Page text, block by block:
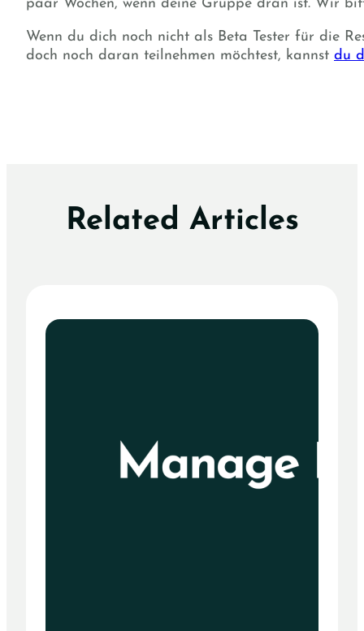
paar Wochen, wenn deine Gruppe dran ist. Wir
Wenn du dich noch nicht als Beta Tester für die
doch noch daran teilnehmen möchtest, kannst du
Related Articles